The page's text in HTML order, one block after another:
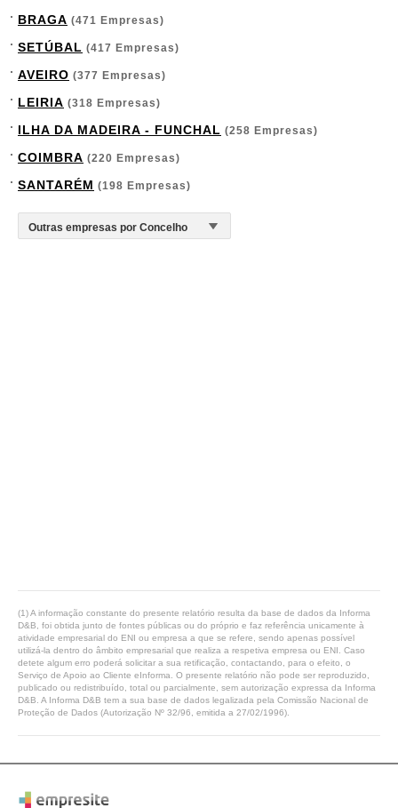
BRAGA (471 Empresas)
SETÚBAL (417 Empresas)
AVEIRO (377 Empresas)
LEIRIA (318 Empresas)
ILHA DA MADEIRA - FUNCHAL (258 Empresas)
COIMBRA (220 Empresas)
SANTARÉM (198 Empresas)
(1) A informação constante do presente relatório resulta da base de dados da Informa
D&B, foi obtida junto de fontes públicas ou do próprio e faz referência unicamente à
atividade empresarial do ENI ou empresa a que se refere, sendo apenas possível
utilizá-la dentro do âmbito empresarial que realiza a respetiva empresa ou ENI. Caso
detete algum erro poderá solicitar a sua retificação, contactando, para o efeito, o
Serviço de Apoio ao Cliente eInforma. O presente relatório não pode ser reproduzido,
publicado ou redistribuído, total ou parcialmente, sem autorização expressa da Informa
D&B. A Informa D&B tem a sua base de dados legalizada pela Comissão Nacional de
Proteção de Dados (Autorização Nº 32/96, emitida a 27/02/1996).